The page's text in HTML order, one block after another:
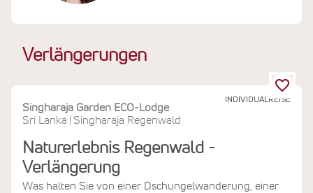
Verlängerungen
INDIVIDUALREISE
Singharaja Garden ECO-Lodge
Sri Lanka
Singharaja Regenwald
Naturerlebnis Regenwald -
Verlängerung
Was halten Sie von einer Dschungelwanderung, einer